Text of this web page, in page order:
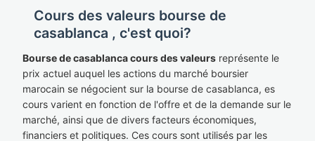
Cours des valeurs bourse de
casablanca , c'est quoi?
Bourse de casablanca cours des valeurs représente le
prix actuel auquel les actions du marché boursier
marocain se négocient sur la bourse de casablanca, es
cours varient en fonction de l'offre et de la demande sur le
marché, ainsi que de divers facteurs économiques,
financiers et politiques. Ces cours sont utilisés par les